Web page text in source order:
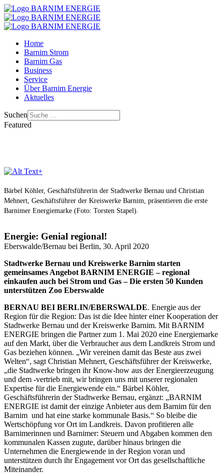
Home
Barnim Strom
Barnim Gas
Business
Service
Über Barnim Energie
Aktuelles
Suchen
Featured
+
Bärbel Köhler, Geschäftsführerin der Stadtwerke Bernau und Christian
Mehnert, Geschäftsführer der Kreiswerke Barnim, präsentieren die erste
Barnimer Energiemarke (Foto: Torsten Stapel).
Energie: Genial regional!
Eberswalde/Bernau bei Berlin, 30. April 2020
Stadtwerke Bernau und Kreiswerke Barnim starten
gemeinsames Angebot BARNIM ENERGIE – regional
einkaufen auch bei Strom und Gas – Die ersten 50 Kunden
unterstützen Zoo Eberswalde
BERNAU BEI BERLIN/EBERSWALDE. Energie aus der
Region für die Region: Das ist die Idee hinter einer Kooperation der
Stadtwerke Bernau und der Kreiswerke Barnim. Mit BARNIM
ENERGIE bringen die Partner zum 1. Mai 2020 eine Energiemarke
auf den Markt, über die Verbraucher aus dem Landkreis Strom und
Gas beziehen können. „Wir vereinen damit das Beste aus zwei
Welten“, sagt Christian Mehnert, Geschäftsführer der Kreiswerke,
„die Stadtwerke bringen ihr Know-how aus der Energieerzeugung
und dem -vertrieb mit, wir bringen uns mit unserer regionalen
Expertise für die Energiewende ein.“ Bärbel Köhler,
Geschäftsführerin der Stadtwerke Bernau, ergänzt: „BARNIM
ENERGIE ist damit der einzige Anbieter aus dem Barnim für den
Barnim ­ und hat eine starke kommunale Basis.“ So bleibe die
Wertschöpfung vor Ort im Landkreis. Davon profitieren alle
Barnimerinnen und Barnimer: Steuern und Abgaben kommen den
kommunalen Kassen zugute, darüber hinaus bringen die
Unternehmen die Energiewende in der Region voran und
unterstützen durch ihr Engagement vor Ort das gesellschaftliche
Miteinander.